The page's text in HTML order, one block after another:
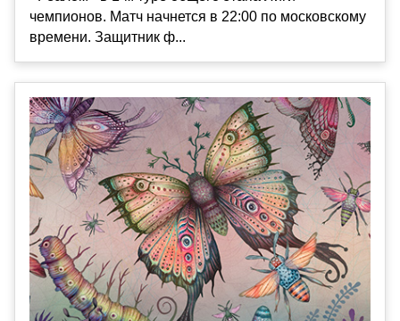
чемпионов. Матч начнется в 22:00 по московскому
времени. Защитник ф...